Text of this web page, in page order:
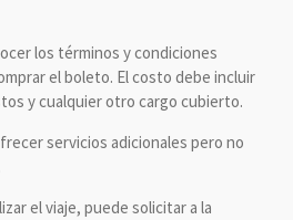
los términos y condiciones
el boleto. El costo debe incluir
y cualquier otro cargo cubierto.
servicios adicionales pero no
el viaje, puede solicitar a la